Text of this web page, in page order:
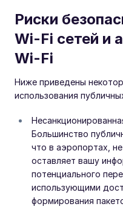
Риски
Wi-Fi сетей и
Wi-Fi
Ниже приведены
использования
Большинство
что в аэропортах,
оставляет вашу
потенциального
использующими
формирования